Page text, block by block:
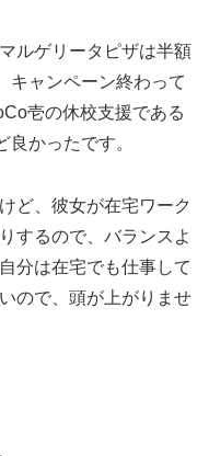
ルゲリータピザは半額
キャンペーン終わって
壱の休校支援である
かったです。
ど、彼女が在宅ワーク
するので、バランスよ
分は在宅でも仕事して
ので、頭が上がりませ